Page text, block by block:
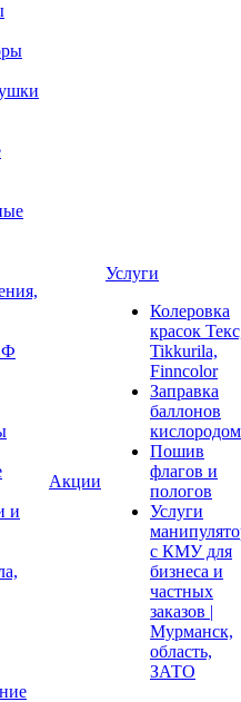
и
Акции
Услуги
Колеровка
красок
Tikkurila,
Finncolor
Заправка
баллонов
кислородом
Пошив
флагов и
пологов
Услуги
с КМУ для
бизнеса и
частных
заказов |
Мурманск,
область,
ЗАТО